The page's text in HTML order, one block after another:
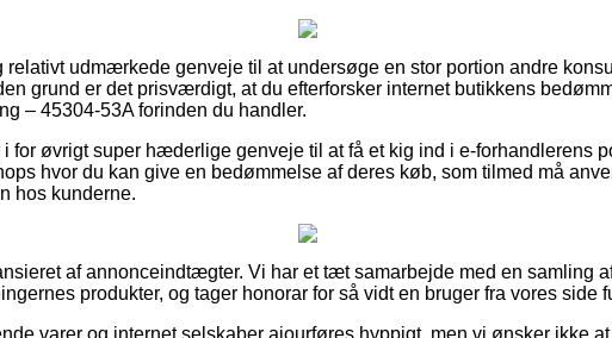
relativt udmærkede genveje til at undersøge en stor portion andre
grund er det prisværdigt, at du efterforsker internet butikkens
– 45304-53A forinden du handler.
i for øvrigt super hæderlige genveje til at få et kig ind i e-forhandlerens
hvor du kan give en bedømmelse af deres køb, som tilmed må
hos kunderne.
af annonceindtægter. Vi har et tæt samarbejde med en samling
produkter, og tager honorar for så vidt en bruger fra vores side
varer og internet selskaber ajourføres hyppigt, men vi ønsker ikke